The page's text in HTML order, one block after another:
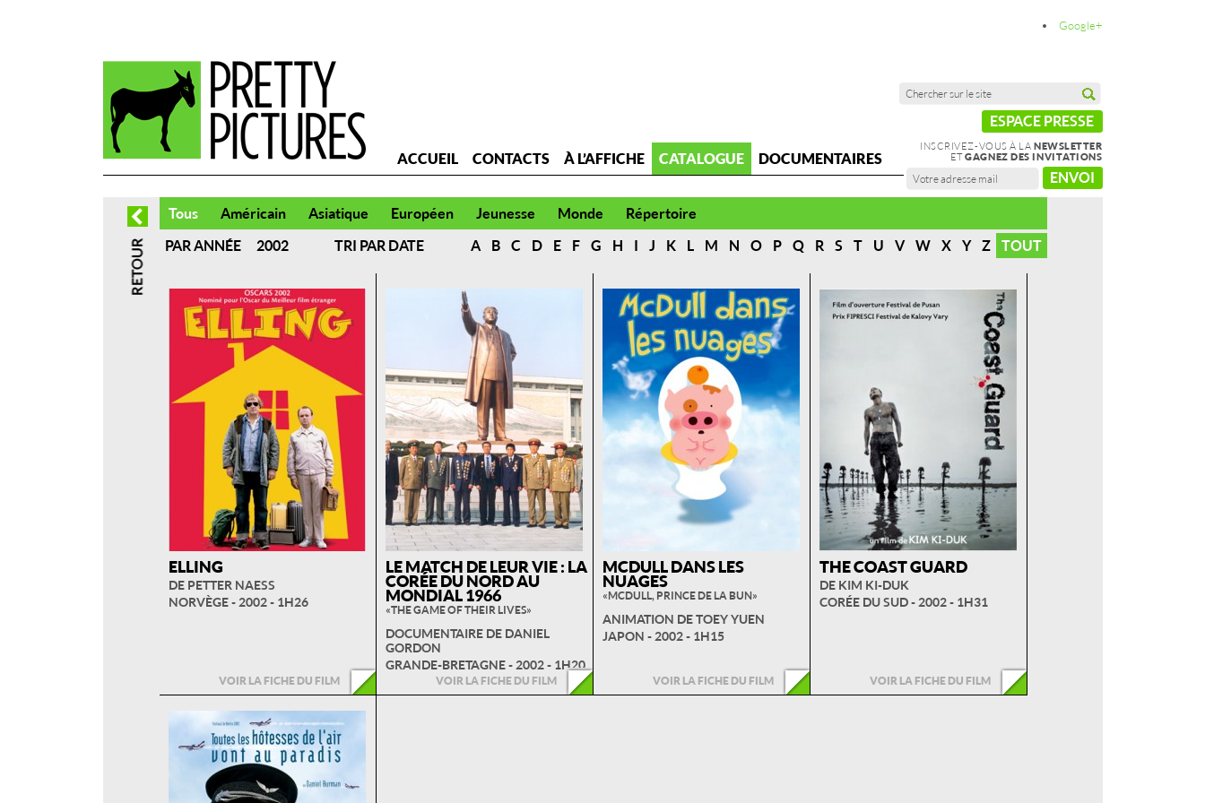
Google+
ESPACE PRESSE
INSCRIVEZ-VOUS À LA NEWSLETTER
ETGAGNEZ DES INVITATIONS
ENVOI
ACCUEIL CONTACTS À L’AFFICHE CATALOGUE DOCUMENTAIRES
Tous Américain Asiatique Européen Jeunesse Monde
Répertoire
PAR ANNÉE
TRI PAR DATE A B C D E F G H I J K L M N O P Q R S T U V W X Y Z TOUT
ELLING
DE PETTER NAESS
NORVÈGE - 2002 - 1H26
VOIR LA FICHE DU FILM
LE MATCH DE LEUR VIE : LA
CORÉE DU NORD AU
MONDIAL 1966
« THE GAME OF THEIR LIVES »
DOCUMENTAIRE DE DANIEL
GORDON
GRANDE-BRETAGNE - 2002 - 1H20
VOIR LA FICHE DU FILM
MCDULL DANS LES
NUAGES
« MCDULL, PRINCE DE LA BUN »
ANIMATION DE TOEY YUEN
JAPON - 2002 - 1H15
VOIR LA FICHE DU FILM
THE COAST GUARD
DE KIM KI-DUK
CORÉE DU SUD - 2002 - 1H31
VOIR LA FICHE DU FILM